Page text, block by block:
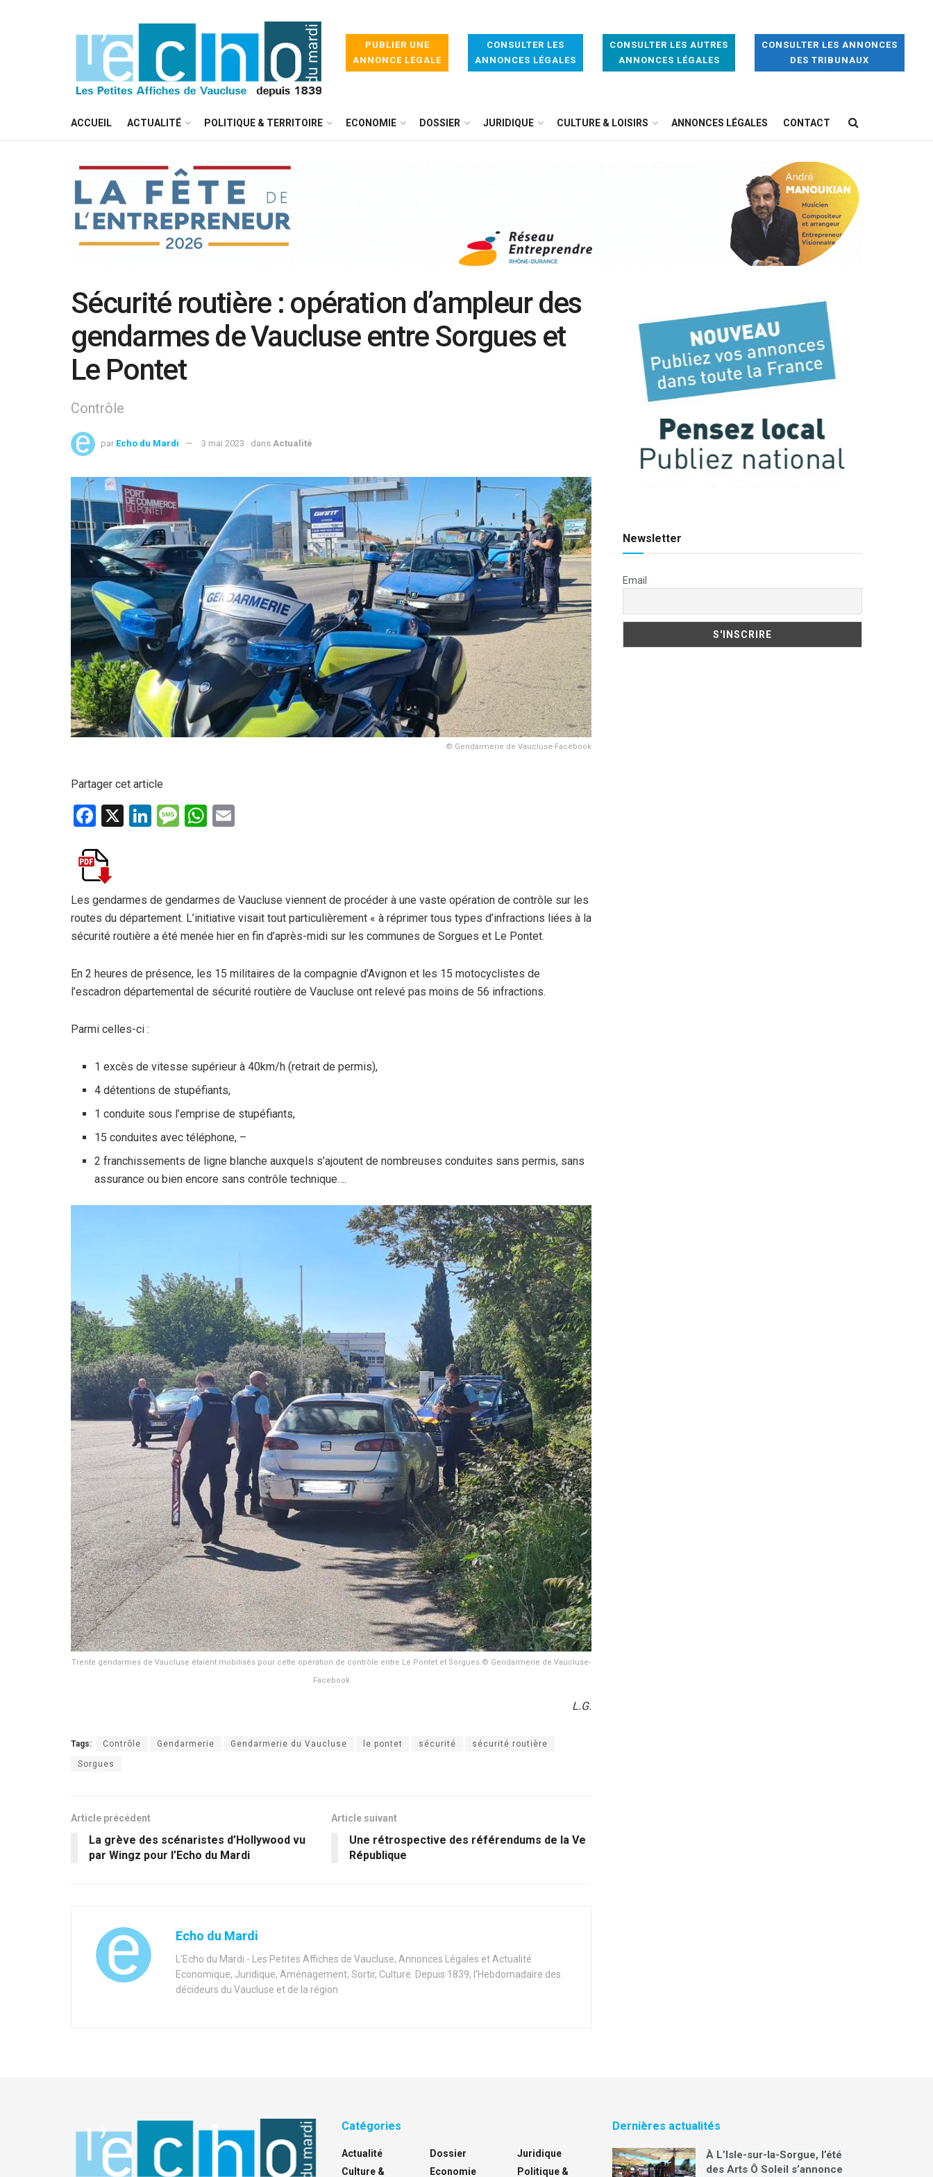
PUBLIER UNE
ANNONCE LÉGALE
CONSULTER LES
ANNONCES LÉGALES
CONSULTER LES AUTRES
ANNONCES LÉGALES
CONSULTER LES ANNONCES
DES TRIBUNAUX
ACCUEIL ACTUALITÉ POLITIQUE & TERRITOIRE ECONOMIE DOSSIER JURIDIQUE CULTURE & LOISIRS ANNONCES LÉGALES CONTACT
Sécurité routière : opération d’ampleur des
gendarmes de Vaucluse entre Sorgues et
Le Pontet
Contrôle
par Echo du Mardi 3 mai 2023 dans Actualité
© Gendarmerie de Vaucluse-Facebook
Partager cet article
F
ce
b
o
o
k
X
Li
n
M
g
e
W
A
p
p
Les gendarmes de gendarmes de Vaucluse viennent de procéder à une vaste opération de contrôle sur les
routes du département. L’initiative visait tout particulièrement « à réprimer tous types d’infractions liées à la
sécurité routière a été menée hier en fin d’après-midi sur les communes de Sorgues et Le Pontet.
En 2 heures de présence, les 15 militaires de la compagnie d’Avignon et les 15 motocyclistes de
l’escadron départemental de sécurité routière de Vaucluse ont relevé pas moins de 56 infractions.
Parmi celles-ci :
1 excès de vitesse supérieur à 40km/h (retrait de permis),
4 détentions de stupéfiants,
1 conduite sous l’emprise de stupéfiants,
15 conduites avec téléphone, –
2 franchissements de ligne blanche auxquels s’ajoutent de nombreuses conduites sans permis, sans
assurance ou bien encore sans contrôle technique….
Trente gendarmes de Vaucluse étaient mobilisés pour cette opération de contrôle entre Le Pontet et Sorgues.© Gendarmerie de Vaucluse-
Facebook
L.G.
Tags: Contrôle Gendarmerie Gendarmerie du Vaucluse le pontet sécurité sécurité routière
Sorgues
Article précédent
La grève des scénaristes d’Hollywood vu
par Wingz pour l’Echo du Mardi
Article suivant
Une rétrospective des référendums de la Ve
République
Echo du Mardi
L'Echo du Mardi - Les Petites Affiches de Vaucluse, Annonces Légales et Actualité
Economique, Juridique, Aménagement, Sortir, Culture. Depuis 1839, l'Hebdomadaire des
décideurs du Vaucluse et de la région
Newsletter
Email
Catégories
Actualité
Culture &
Dossier
Economie
Juridique
Politique &
Dernières actualités
À L’Isle-sur-la-Sorgue, l’été
des Arts Ô Soleil s’annonce